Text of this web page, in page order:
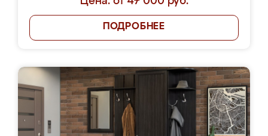
ПОДРОБНЕЕ